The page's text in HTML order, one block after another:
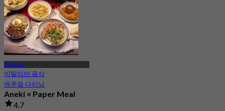
랏프라오
이탈리아 음식
캐주얼 다이닝
Aneki × Paper Meal
4.7